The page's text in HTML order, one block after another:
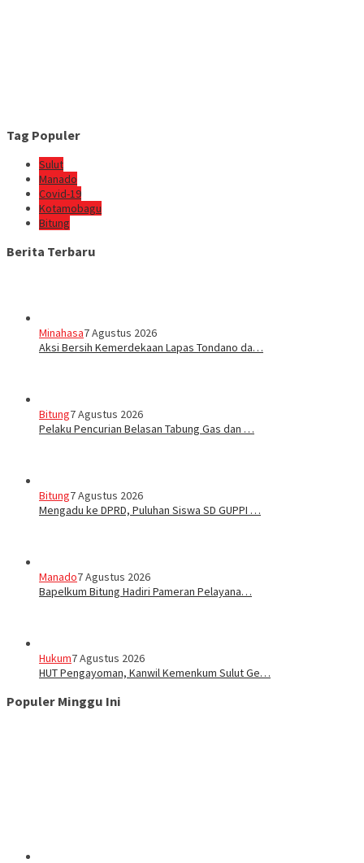
Tag Populer
Sulut
Manado
Covid-19
Kotamobagu
Bitung
Berita Terbaru
Minahasa7 Agustus 2026
Aksi Bersih Kemerdekaan Lapas Tondano da…
Bitung7 Agustus 2026
Pelaku Pencurian Belasan Tabung Gas dan …
Bitung7 Agustus 2026
Mengadu ke DPRD, Puluhan Siswa SD GUPPI …
Manado7 Agustus 2026
‎Bapelkum Bitung Hadiri Pameran Pelayana…
Hukum7 Agustus 2026
HUT Pengayoman, Kanwil Kemenkum Sulut Ge…
Populer Minggu Ini